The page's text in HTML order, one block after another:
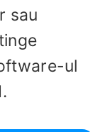
sau
ul